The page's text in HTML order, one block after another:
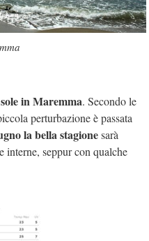
in Maremma. Secondo le
perturbazione è passata
la bella stagionesarà
interne, seppur con qualche